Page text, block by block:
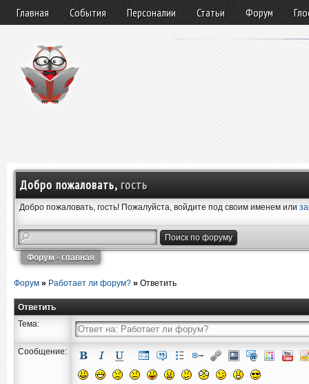
Главная События Персоналии Статьи Форум
Добро пожаловать,гость
Добро пожаловать, гость! Пожалуйста, войдите под своим именем или
Форум - главная
Форум » Работает ли форум? » Ответить
Ответить
Тема:
Сообщение: